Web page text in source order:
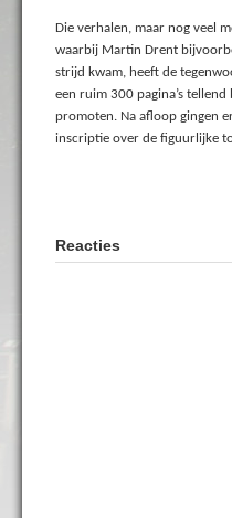
Die verhalen, maar nog veel
waarbij Martin Drent
strijd kwam, heeft de
een ruim 300 pagina’s
promoten. Na afloop gingen
inscriptie over de figuurlijke
Reacties